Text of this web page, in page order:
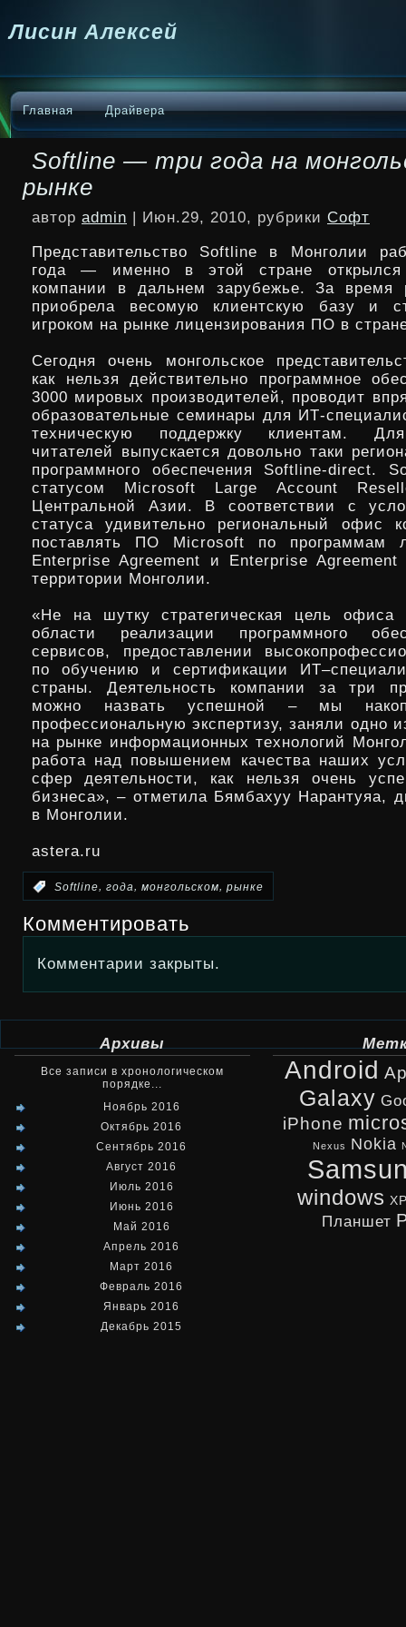
Лисин Алексей
Главная Драйвера
Softline — три года на
рынке
автор admin | Июн.29, 2010, рубрики Софт
Представительство Softline в Монголии
года — именно в этой стране
компании в дальнем зарубежье. За время
приобрела весомую клиентскую базу и
игроком на рынке лицензирования ПО в
Сегодня очень монгольское
как нельзя действительно программное
3000 мировых производителей, проводит
образовательные семинары для ИТ-
техническую поддержку клиентам.
читателей выпускается довольно таки
программного обеспечения Softline-direct.
статусом Microsoft Large Account
Центральной Азии. В соответствии с
статуса удивительно региональный офис
поставлять ПО Microsoft по программам
Enterprise Agreement и Enterprise
территории Монголии.
«Не на шутку стратегическая цель
области реализации программного
сервисов, предоставлении
по обучению и сертификации
страны. Деятельность компании за три
можно назвать успешной – мы
профессиональную экспертизу, заняли одно
на рынке информационных технологий
работа над повышением качества наших
сфер деятельности, как нельзя очень
бизнеса», – отметила Бямбахуу Нарантуяа,
в Монголии.
astera.ru
Softline, года, монгольском, рынке
Комментировать
Комментарии закрыты.
Архивы
Все записи в хронологическом
порядке...
Ноябрь 2016
Октябрь 2016
Сентябрь 2016
Август 2016
Июль 2016
Июнь 2016
Май 2016
Апрель 2016
Март 2016
Февраль 2016
Январь 2016
Декабрь 2015
Android
Galaxy
iPhone
Nexus Nokia
windows
Планшет